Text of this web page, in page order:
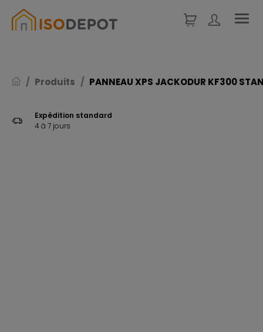
Produits PANNEAU XPS JACKODUR KF300
Expédition standard
4 à 7 jours